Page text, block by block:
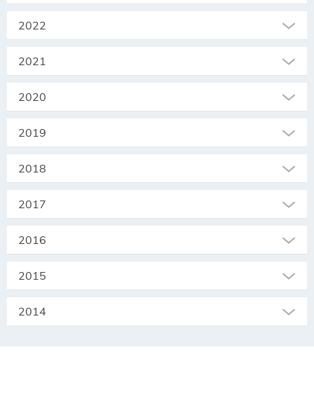
2022
2021
2020
2019
2018
2017
2016
2015
2014